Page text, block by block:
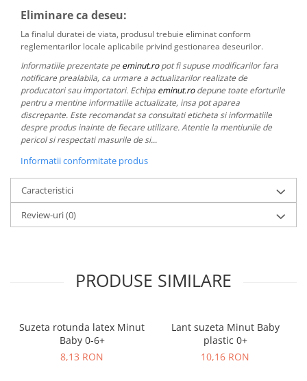
Eliminare ca deseu:
La finalul duratei de viata, produsul trebuie eliminat conform
reglementarilor locale aplicabile privind gestionarea deseurilor.
Informatiile prezentate pe eminut.ropot fi supuse modificarilor fara
notificare prealabila, ca urmare a actualizarilor realizate de
producatori sau importatori. Echipa eminut.rodepune toate eforturile
pentru a mentine informatiile actualizate, insa pot aparea
discrepante. Este recomandat sa consultati eticheta si informatiile
despre produs inainte de fiecare utilizare. Atentie la mentiunile de
pericol si respectati masurile de si...
Informatii conformitate produs
Caracteristici
Review-uri(0)
PRODUSE SIMILARE
Suzeta rotunda latex Minut
Baby 0-6+
8,13 RON
Lant suzeta Minut Baby
plastic 0+
10,16 RON